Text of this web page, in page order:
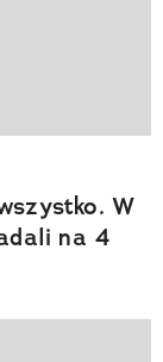
W
na 4